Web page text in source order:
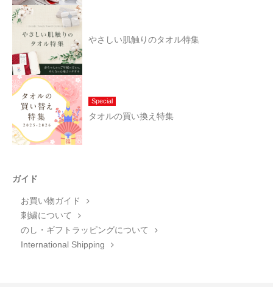
やさしい肌触りのタオル特集
Special
タオルの買い換え特集
ガイド
お買い物ガイド
刺繍について
のし・ギフトラッピングについて
International Shipping